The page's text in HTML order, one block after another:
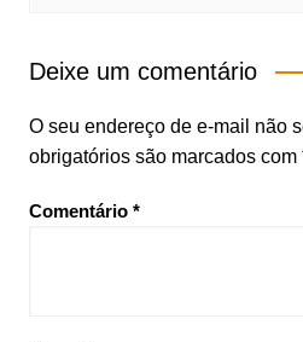
Deixe um comentário
O seu endereço de e-mail não
obrigatórios são marcados com
Comentário *